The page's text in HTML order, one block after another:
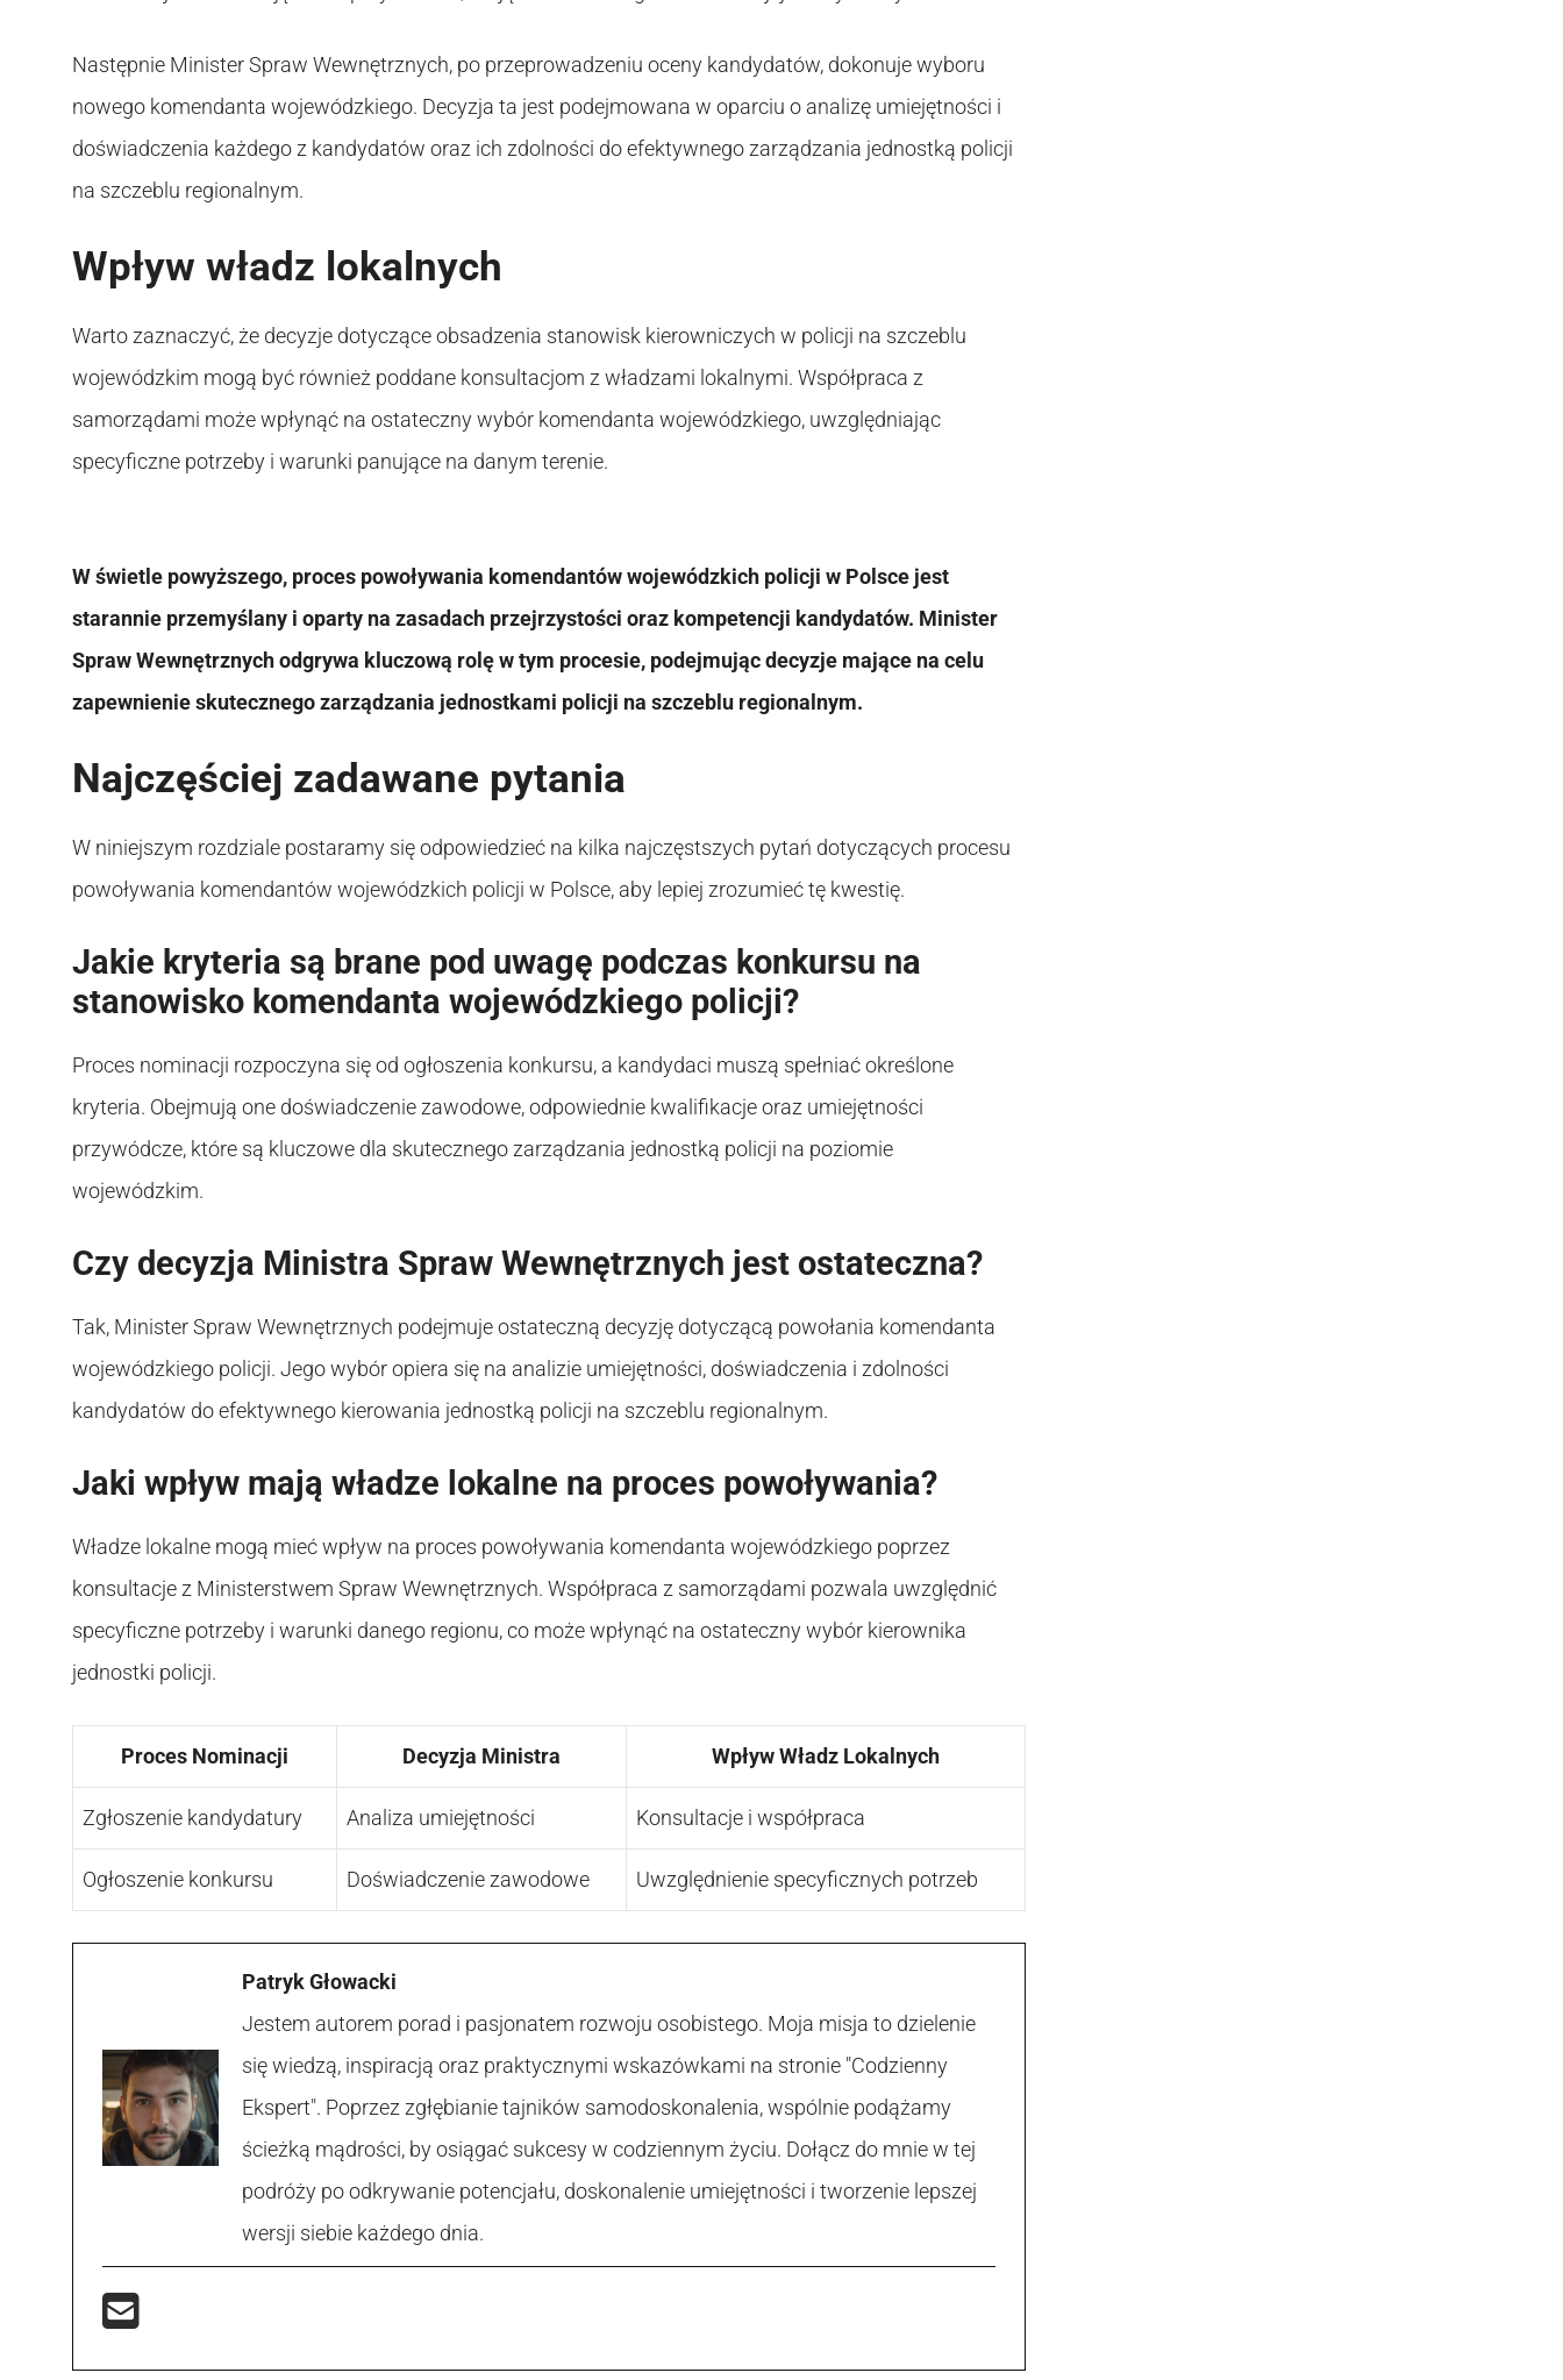
Następnie Minister Spraw Wewnętrznych, po przeprowadzeniu oceny kandydatów, dokonuje wyboru
nowego komendanta wojewódzkiego. Decyzja ta jest podejmowana w oparciu o analizę umiejętności i
doświadczenia każdego z kandydatów oraz ich zdolności do efektywnego zarządzania jednostką policji
na szczeblu regionalnym.
Wpływ władz lokalnych
Warto zaznaczyć, że decyzje dotyczące obsadzenia stanowisk kierowniczych w policji na szczeblu
wojewódzkim mogą być również poddane konsultacjom z władzami lokalnymi. Współpraca z
samorządami może wpłynąć na ostateczny wybór komendanta wojewódzkiego, uwzględniając
specyficzne potrzeby i warunki panujące na danym terenie.
W świetle powyższego, proces powoływania komendantów wojewódzkich policji w Polsce jest
starannie przemyślany i oparty na zasadach przejrzystości oraz kompetencji kandydatów. Minister
Spraw Wewnętrznych odgrywa kluczową rolę w tym procesie, podejmując decyzje mające na celu
zapewnienie skutecznego zarządzania jednostkami policji na szczeblu regionalnym.
Najczęściej zadawane pytania
W niniejszym rozdziale postaramy się odpowiedzieć na kilka najczęstszych pytań dotyczących procesu
powoływania komendantów wojewódzkich policji w Polsce, aby lepiej zrozumieć tę kwestię.
Jakie kryteria są brane pod uwagę podczas konkursu na
stanowisko komendanta wojewódzkiego policji?
Proces nominacji rozpoczyna się od ogłoszenia konkursu, a kandydaci muszą spełniać określone
kryteria. Obejmują one doświadczenie zawodowe, odpowiednie kwalifikacje oraz umiejętności
przywódcze, które są kluczowe dla skutecznego zarządzania jednostką policji na poziomie
wojewódzkim.
Czy decyzja Ministra Spraw Wewnętrznych jest ostateczna?
Tak, Minister Spraw Wewnętrznych podejmuje ostateczną decyzję dotyczącą powołania komendanta
wojewódzkiego policji. Jego wybór opiera się na analizie umiejętności, doświadczenia i zdolności
kandydatów do efektywnego kierowania jednostką policji na szczeblu regionalnym.
Jaki wpływ mają władze lokalne na proces powoływania?
Władze lokalne mogą mieć wpływ na proces powoływania komendanta wojewódzkiego poprzez
konsultacje z Ministerstwem Spraw Wewnętrznych. Współpraca z samorządami pozwala uwzględnić
specyficzne potrzeby i warunki danego regionu, co może wpłynąć na ostateczny wybór kierownika
jednostki policji.
Proces Nominacji Decyzja Ministra Wpływ Władz Lokalnych
Zgłoszenie kandydatury Analiza umiejętności Konsultacje i współpraca
Ogłoszenie konkursu Doświadczenie zawodowe Uwzględnienie specyficznych potrzeb
Patryk Głowacki
Jestem autorem porad i pasjonatem rozwoju osobistego. Moja misja to dzielenie
się wiedzą, inspiracją oraz praktycznymi wskazówkami na stronie "Codzienny
Ekspert". Poprzez zgłębianie tajników samodoskonalenia, wspólnie podążamy
ścieżką mądrości, by osiągać sukcesy w codziennym życiu. Dołącz do mnie w tej
podróży po odkrywanie potencjału, doskonalenie umiejętności i tworzenie lepszej
wersji siebie każdego dnia.